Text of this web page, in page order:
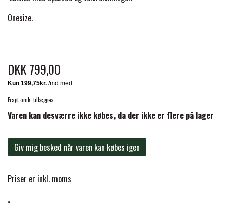
STRØMPER
TILSKUD & VITAMINER
STALD & FOLD
SKO & SMEDEVÆRKTØJ
VOGNE & TILBEHØR
TRAV KUSK
PONYTRAV
PREMIER EQUINE WALKER & RIDEDÆKKEN
PREMIER EQUINE INSEKTBESKYTTELSE
TERAPI
PREMIER EQUINE GRIMER & TRÆKTOV
EMIN
FENWICK LIQUID TITANIUM®
Onesize.
DKK 799,00
Fragt omk. tillægges
Varen kan desværre ikke købes, da der ikke er flere på lager
Giv mig besked når varen kan købes igen
Priser er inkl. moms